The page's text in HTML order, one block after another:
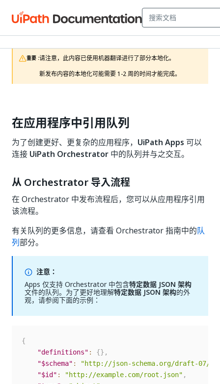
重要 :请注意，此内容已使用机器翻译进行了部分本地化。
新发布内容的本地化可能需要 1-2 周的时间才能完成。
在应用程序中引用队列
为了创建更好、更复杂的应用程序， UiPath Apps 可以
连接 UiPath Orchestrator 中的队列并与之交互。
从 Orchestrator 导入流程
在 Orchestrator 中发布流程后，您可以从应用程序引用
该流程。
有关队列的更多信息，请查看 Orchestrator 指南中的队
列部分。
注意：
Apps 仅支持 Orchestrator 中包含特定数据 JSON 架构
文件的队列。为了更好地理解特定数据 JSON 架构的外
观，请参阅下面的示例：
{
"definitions" : {} ,
"$schema" :
"http://json-schema.org/draft-07/
"$id" : "http://example.com/root.json" ,